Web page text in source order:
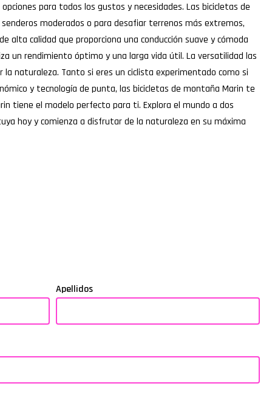
para todos los gustos y necesidades. Las bicicletas de
moderados o para desafiar terrenos más extremos,
calidad que proporciona una conducción suave y cómoda
un rendimiento óptimo y una larga vida útil. La versatilidad las
naturaleza. Tanto si eres un ciclista experimentado como si
y tecnología de punta, las bicicletas de montaña Marin te
tiene el modelo perfecto para ti. Explora el mundo a dos
hoy y comienza a disfrutar de la naturaleza en su máxima
Apellidos